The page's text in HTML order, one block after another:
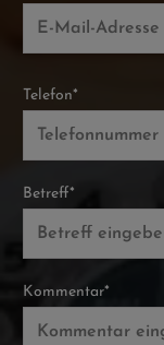
Telefon*
Betreff*
Kommentar*